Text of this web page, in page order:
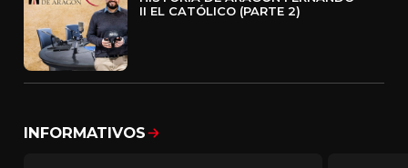
II EL CATÓLICO (PARTE 2)
INFORMATIVOS Mostrar todo